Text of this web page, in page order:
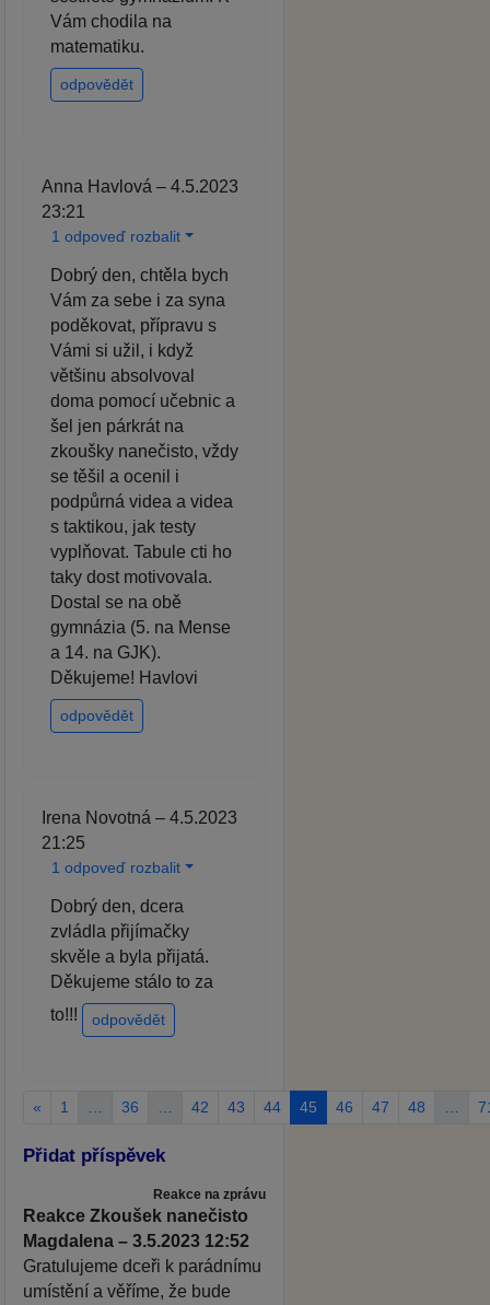
Vám chodila na
matematiku.
odpovědět
Anna Havlová – 4.5.2023
23:21
1 odpoveď rozbalit
Dobrý den, chtěla bych
Vám za sebe i za syna
poděkovat, přípravu s
Vámi si užil, i když
většinu absolvoval
doma pomocí učebnic a
šel jen párkrát na
zkoušky nanečisto, vždy
se těšil a ocenil i
podpůrná videa a videa
s taktikou, jak testy
vyplňovat. Tabule cti ho
taky dost motivovala.
Dostal se na obě
gymnázia (5. na Mense
a 14. na GJK).
Děkujeme! Havlovi
odpovědět
Irena Novotná – 4.5.2023
21:25
1 odpoveď rozbalit
Dobrý den, dcera
zvládla přijímačky
skvěle a byla přijatá.
Děkujeme stálo to za
to!!!
odpovědět
« 1 36 42 43 44 45 46 47 48
Přidat příspěvek
Reakce na zprávu
Reakce Zkoušek nanečisto
Magdalena – 3.5.2023 12:52
Gratulujeme dceři k parádnímu
umístění a věříme, že bude